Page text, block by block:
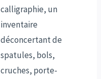
calligraphie, un
inventaire
déconcertant de
spatules, bols,
cruches, porte-